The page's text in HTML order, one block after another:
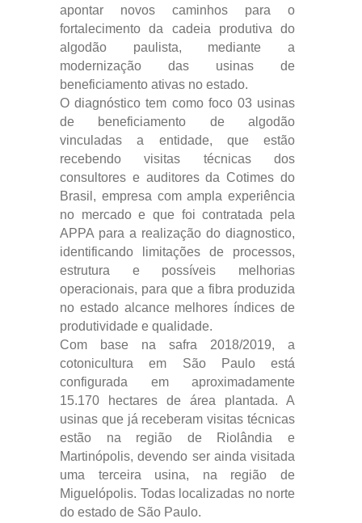
apontar novos caminhos para o
fortalecimento da cadeia produtiva do
algodão paulista, mediante a
modernização das usinas de
beneficiamento ativas no estado.
O diagnóstico tem como foco 03 usinas
de beneficiamento de algodão
vinculadas a entidade, que estão
recebendo visitas técnicas dos
consultores e auditores da Cotimes do
Brasil, empresa com ampla experiência
no mercado e que foi contratada pela
APPA para a realização do diagnostico,
identificando limitações de processos,
estrutura e possíveis melhorias
operacionais, para que a fibra produzida
no estado alcance melhores índices de
produtividade e qualidade.
Com base na safra 2018/2019, a
cotonicultura em São Paulo está
configurada em aproximadamente
15.170 hectares de área plantada. A
usinas que já receberam visitas técnicas
estão na região de Riolândia e
Martinópolis, devendo ser ainda visitada
uma terceira usina, na região de
Miguelópolis. Todas localizadas no norte
do estado de São Paulo.